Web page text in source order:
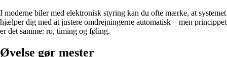
I moderne biler med elektronisk styring kan du ofte mærke, at systemet
hjælper dig med at justere omdrejningerne automatisk – men princippet
er det samme: ro, timing og føling.
Øvelse gør mester